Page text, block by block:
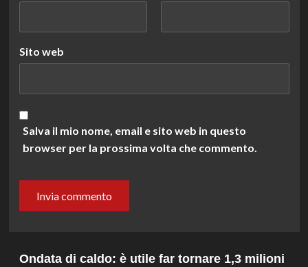
Sito web
Salva il mio nome, email e sito web in questo
browser per la prossima volta che commento.
Ondata di caldo: è utile far tornare 1,3 milioni